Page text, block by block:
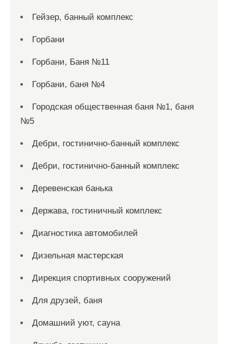
Гейзер, банный комплекс
Горбани
Горбани, Баня №11
Горбани, баня №4
Городская общественная баня №1, баня
№5
Дебри, гостинично-банный комплекс
Дебри, гостинично-банный комплекс
Деревенская банька
Держава, гостиничный комплекс
Диагностика автомобилей
Дизельная мастерская
Дирекция спортивных сооружений
Для друзей, баня
Домашний уют, сауна